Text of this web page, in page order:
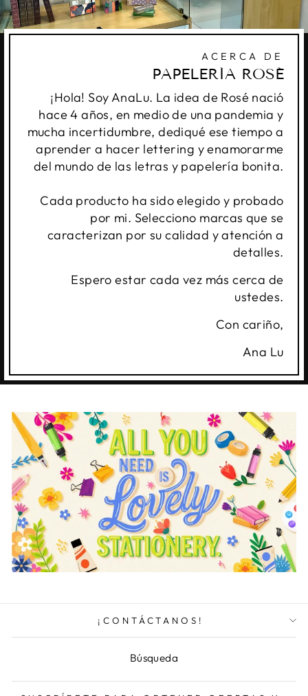
ACERCA DE
PAPELERÍA ROSÉ
¡Hola! Soy AnaLu. La idea de Rosé nació
hace 4 años, en medio de una pandemia y
mucha incertidumbre, dediqué ese tiempo a
aprender a hacer lettering y enamorarme
del mundo de las letras y papelería bonita.
Cada producto ha sido elegido y probado
por mi. Selecciono marcas que se
caracterizan por su calidad y atención a
detalles.
Espero estar cada vez más cerca de
ustedes.
Con cariño,
Ana Lu
¡CONTÁCTANOS!
Búsqueda